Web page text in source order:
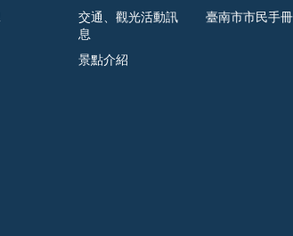
交通、觀光活動訊
息
景點介紹
臺南市市民手冊